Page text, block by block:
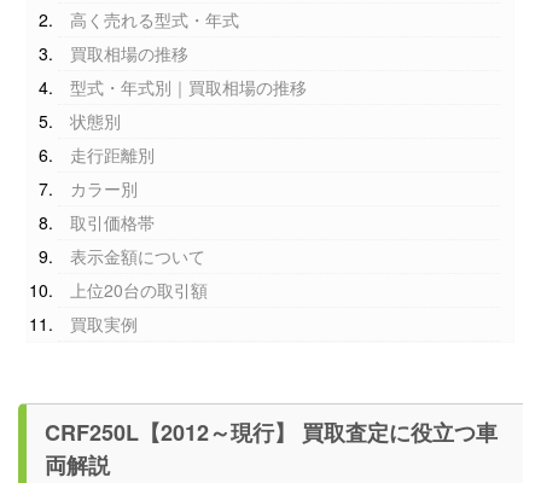
高く売れる型式・年式
買取相場の推移
型式・年式別｜買取相場の推移
状態別
走行距離別
カラー別
取引価格帯
表示金額について
上位20台の取引額
買取実例
CRF250L【2012～現行】 買取査定に役立つ車
両解説